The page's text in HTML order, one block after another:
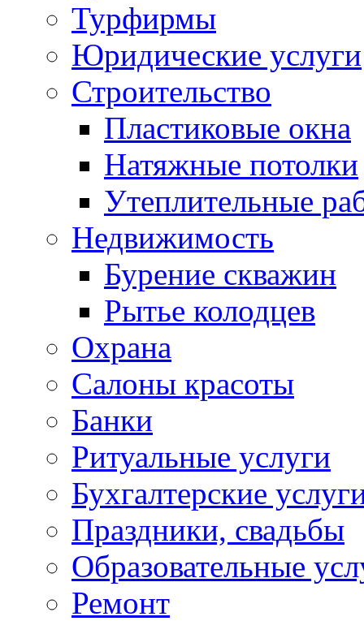
Турфирмы
Юридические услуги
Строительство
Пластиковые окна
Натяжные потолки
Утеплительные
Недвижимость
Бурение скважин
Рытье колодцев
Охрана
Салоны красоты
Банки
Ритуальные услуги
Бухгалтерские
Праздники, свадьбы
Образовательные
Ремонт